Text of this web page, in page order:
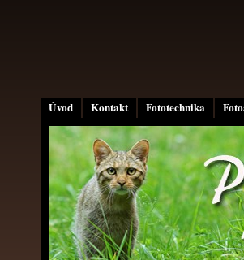
Úvod Kontakt Fototechnika